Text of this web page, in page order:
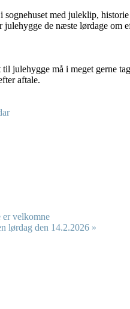
med juleklip, historie
de næste lørdage om
julehygge må i meget gerne
aftale.
er velkomne
lørdag den 14.2.2026 »